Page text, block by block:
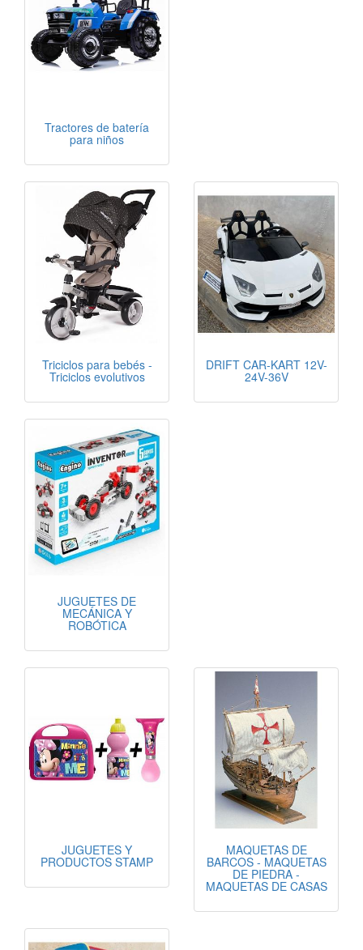
Tractores de batería
para niños
Triciclos para bebés -
Triciclos evolutivos
DRIFT CAR-KART 12V-
24V-36V
JUGUETES DE
MECÁNICA Y
ROBÓTICA
JUGUETES Y
PRODUCTOS STAMP
MAQUETAS DE
BARCOS - MAQUETAS
DE PIEDRA -
MAQUETAS DE CASAS